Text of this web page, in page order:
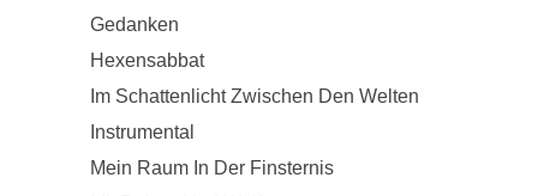
Gedanken
Hexensabbat
Im Schattenlicht Zwischen Den Welten
Instrumental
Mein Raum In Der Finsternis